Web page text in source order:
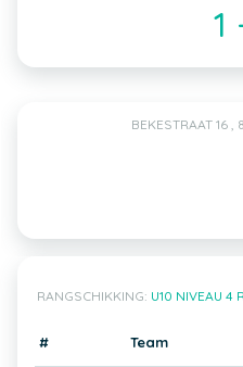
1
BEKESTRAAT 16
RANGSCHIKKING: U10 NIVEAU 4
# Team